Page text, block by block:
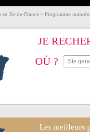
en Ile-de-France > Programme
JE
OÙ ?
Les meilleurs